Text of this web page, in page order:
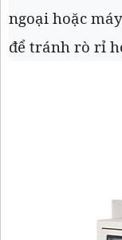
ngoại hoặc
để tránh rò rỉ